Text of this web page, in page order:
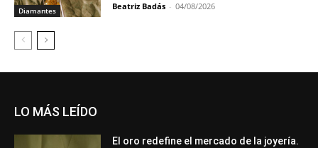
Diamantes Beatriz Badás - 04/08/2026
LO MÁS LEÍDO
El oro redefine el mercado de la joyería.